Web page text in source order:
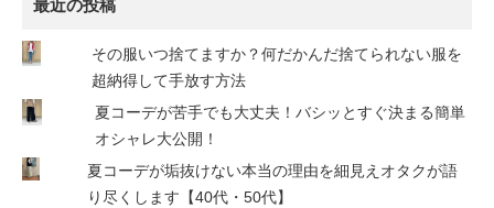
最近の投稿
その服いつ捨てますか？何だかんだ捨てられない服を
超納得して手放す方法
夏コーデが苦手でも大丈夫！バシッとすぐ決まる簡単
オシャレ大公開！
夏コーデが垢抜けない本当の理由を細見えオタクが語
り尽くします【40代・50代】